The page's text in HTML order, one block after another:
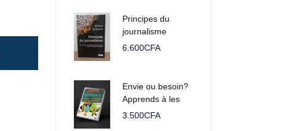
Principes du
journalisme
6.600CFA
Envie ou besoin?
Apprends à les
distinguer avec
3.500CFA